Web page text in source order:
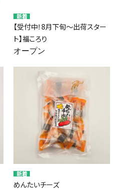
【受付中！8月下旬～出荷スター
ト】福ころり
オープン
めんたいチーズ